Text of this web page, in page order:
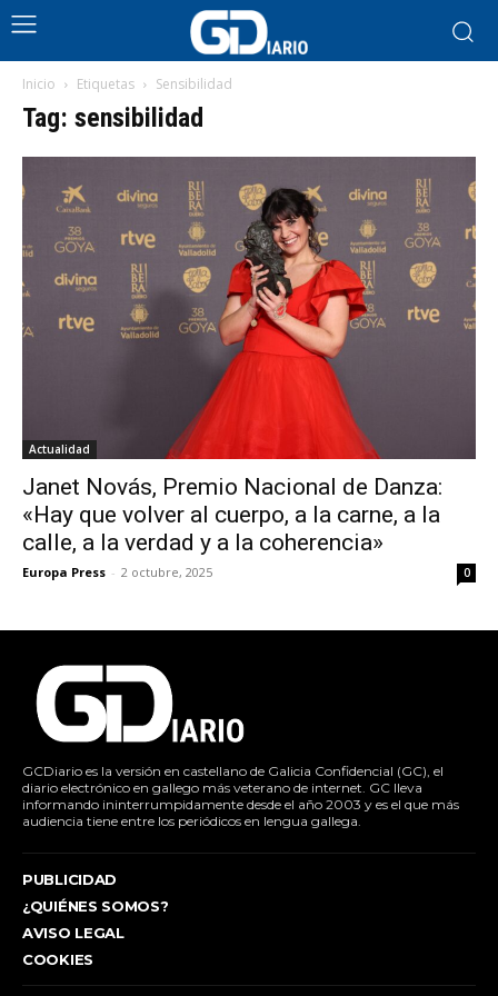
Inicio Etiquetas Sensibilidad
Tag: sensibilidad
Actualidad
Janet Novás, Premio Nacional de Danza:
«Hay que volver al cuerpo, a la carne, a la
calle, a la verdad y a la coherencia»
Europa Press - 2 octubre, 2025 0
GCDiario es la versión en castellano de Galicia Confidencial (GC), el
diario electrónico en gallego más veterano de internet. GC lleva
informando ininterrumpidamente desde el año 2003 y es el que más
audiencia tiene entre los periódicos en lengua gallega.
PUBLICIDAD
¿QUIÉNES SOMOS?
AVISO LEGAL
COOKIES